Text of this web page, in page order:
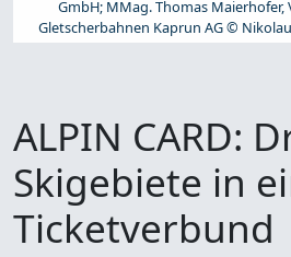
GmbH; MMag. Thomas
Gletscherbahnen Kaprun AG ©
ALPIN CARD:
Skigebiete in
Ticketverbund